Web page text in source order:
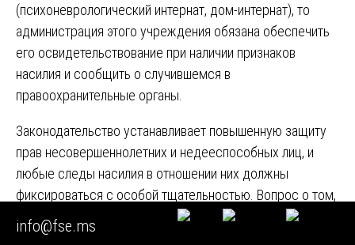
(психоневрологический интернат, дом-интернат), то
администрация этого учреждения обязана обеспечить
его освидетельствование при наличии признаков
насилия и сообщить о случившемся в
правоохранительные органы.
Законодательство устанавливает повышенную защиту
прав несовершеннолетних и недееспособных лиц, и
любые следы насилия в отношении них должны
фиксироваться с особой тщательностью. Вопрос о том,
где можно зафиксировать побои в отношении таких лиц,
решается, как правило, в государственных медицинских
info@fse.ms